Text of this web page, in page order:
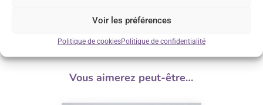
Voir les préférences
Politique de cookiesPolitique de confidentialité
Vous aimerez peut-être…